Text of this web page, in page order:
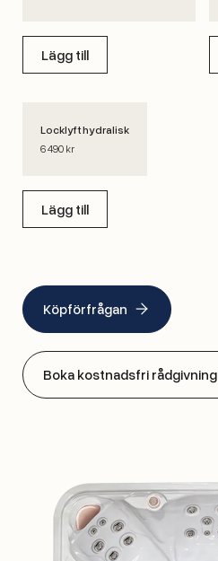
Lägg till
Locklyft hydralisk
6 490 kr
Lägg till
Köpförfrågan
Boka kostnadsfri rådgivning